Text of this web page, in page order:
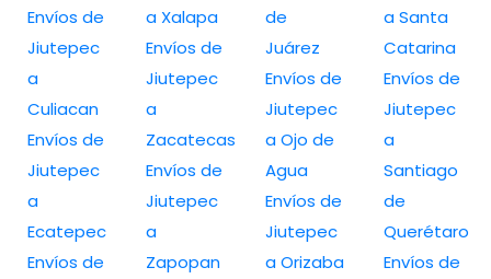
Envíos de
Jiutepec
a
Culiacan
Envíos de
Jiutepec
a
Ecatepec
Envíos de
a Xalapa
Envíos de
Jiutepec
a
Zacatecas
Envíos de
Jiutepec
a
Zapopan
de
Juárez
Envíos de
Jiutepec
a Ojo de
Agua
Envíos de
Jiutepec
a Orizaba
a Santa
Catarina
Envíos de
Jiutepec
a
Santiago
de
Querétaro
Envíos de